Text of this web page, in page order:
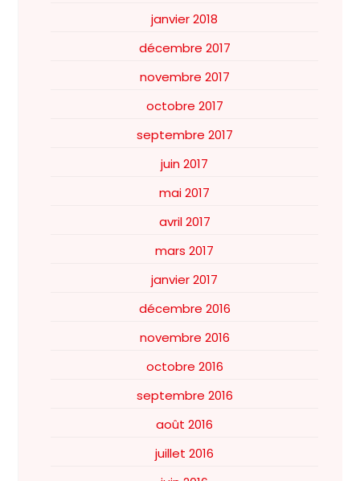
janvier 2018
décembre 2017
novembre 2017
octobre 2017
septembre 2017
juin 2017
mai 2017
avril 2017
mars 2017
janvier 2017
décembre 2016
novembre 2016
octobre 2016
septembre 2016
août 2016
juillet 2016